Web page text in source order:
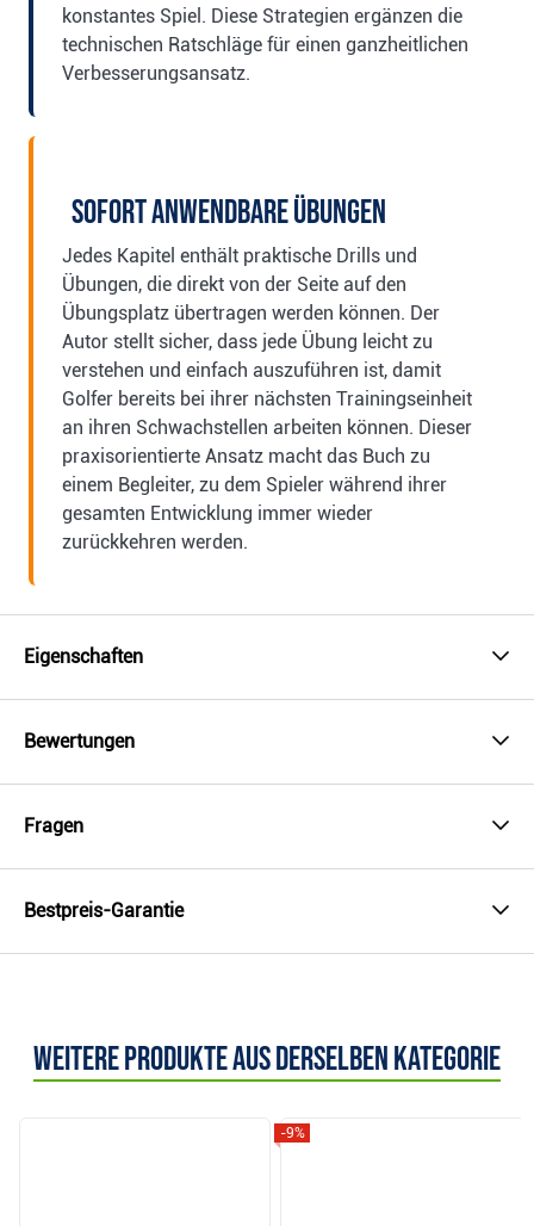
konstantes Spiel. Diese Strategien ergänzen die
technischen Ratschläge für einen ganzheitlichen
Verbesserungsansatz.
Sofort anwendbare Übungen
Jedes Kapitel enthält praktische Drills und
Übungen, die direkt von der Seite auf den
Übungsplatz übertragen werden können. Der
Autor stellt sicher, dass jede Übung leicht zu
verstehen und einfach auszuführen ist, damit
Golfer bereits bei ihrer nächsten Trainingseinheit
an ihren Schwachstellen arbeiten können. Dieser
praxisorientierte Ansatz macht das Buch zu
einem Begleiter, zu dem Spieler während ihrer
gesamten Entwicklung immer wieder
zurückkehren werden.
Eigenschaften
Bewertungen
Fragen
Bestpreis-Garantie
Weitere Produkte aus derselben Kategorie
-9%